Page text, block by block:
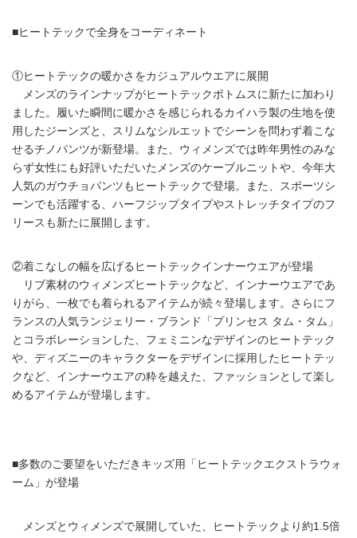
■ヒートテックで全身をコーディネート
①ヒートテックの暖かさをカジュアルウエアに展開
メンズのラインナップがヒートテックボトムスに新たに加わり
ました。履いた瞬間に暖かさを感じられるカイハラ製の生地を使
用したジーンズと、スリムなシルエットでシーンを問わず着こな
せるチノパンツが新登場。また、ウィメンズでは昨年男性のみな
らず女性にも好評いただいたメンズのケーブルニットや、今年大
人気のガウチョパンツもヒートテックで登場。また、スポーツシ
ーンでも活躍する、ハーフジップタイプやストレッチタイプのフ
リースも新たに展開します。
②着こなしの幅を広げるヒートテックインナーウエアが登場
リブ素材のウィメンズヒートテックなど、インナーウエアであ
りがら、一枚でも着られるアイテムが続々登場します。さらにフ
ランスの人気ランジェリー・ブランド「プリンセス タム・タム」
とコラボレーションした、フェミニンなデザインのヒートテック
や、ディズニーのキャラクターをデザインに採用したヒートテッ
クなど、インナーウエアの粋を越えた、ファッションとして楽し
めるアイテムが登場します。
■多数のご要望をいただきキッズ用「ヒートテックエクストラウォ
ーム」が登場
メンズとウィメンズで展開していた、ヒートテックより約1.5倍